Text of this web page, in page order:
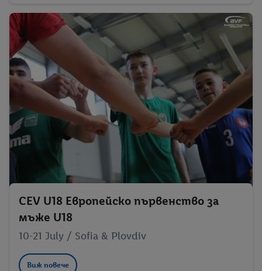
CEV U18 Европейско първенство за
мъже U18
10-21 July / Sofia & Plovdiv
Виж повече